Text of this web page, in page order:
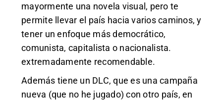
mayormente una novela visual, pero te
permite llevar el país hacia varios caminos, y
tener un enfoque más democrático,
comunista, capitalista o nacionalista.
extremadamente recomendable.
Además tiene un DLC, que es una campaña
nueva (que no he jugado) con otro país, en